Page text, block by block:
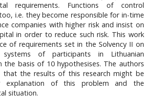
requirements. Functions of control
i.e. they become responsible for in-time
companies with higher risk and insist on
in order to reduce such risk. This work
of requirements set in the Solvency II on
systems of participants in Lithuanian
the basis of 10 hypothesises. The authors
the results of this research might be
explanation of this problem and the
situation.